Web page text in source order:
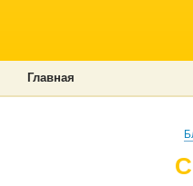
Главная